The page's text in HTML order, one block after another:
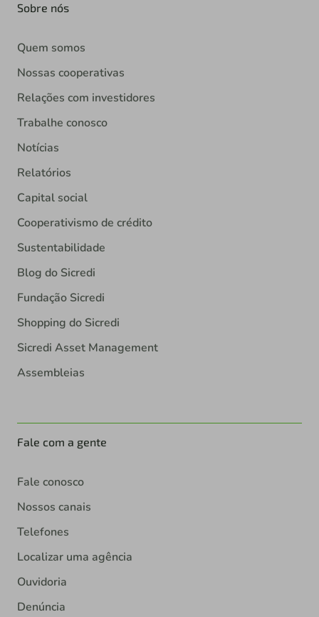
Sobre nós
Quem somos
Nossas cooperativas
Relações com investidores
Trabalhe conosco
Notícias
Relatórios
Capital social
Cooperativismo de crédito
Sustentabilidade
Blog do Sicredi
Fundação Sicredi
Shopping do Sicredi
Sicredi Asset Management
Assembleias
Fale com a gente
Fale conosco
Nossos canais
Telefones
Localizar uma agência
Ouvidoria
Denúncia